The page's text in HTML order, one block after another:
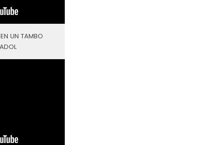
UN TAMBO